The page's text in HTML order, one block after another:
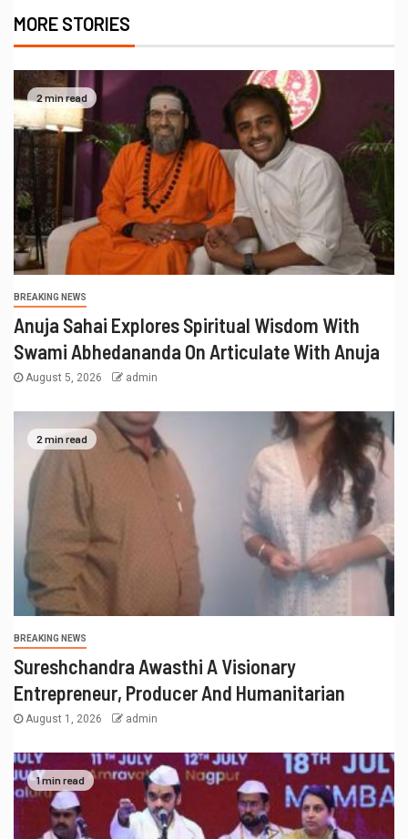
MORE STORIES
2 min read
BREAKING NEWS
Anuja Sahai Explores Spiritual Wisdom With
Swami Abhedananda On Articulate With Anuja
August 5, 2026 admin
2 min read
BREAKING NEWS
Sureshchandra Awasthi A Visionary
Entrepreneur, Producer And Humanitarian
August 1, 2026 admin
1 min read